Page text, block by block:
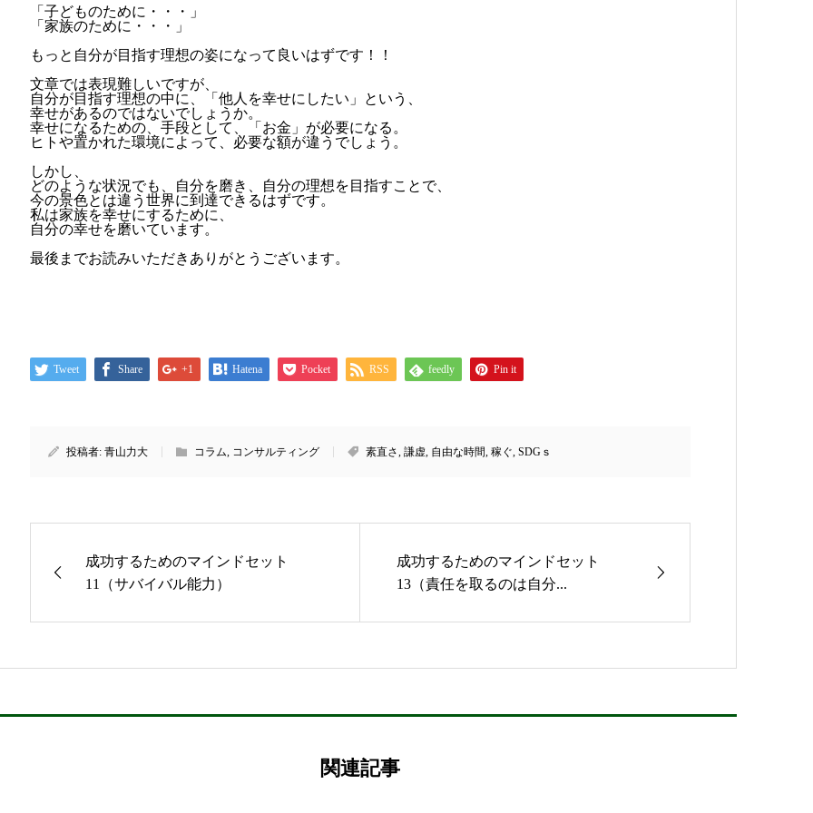
「子どものために・・・」
「家族のために・・・」
もっと自分が目指す理想の姿になって良いはずです！！
文章では表現難しいですが、
自分が目指す理想の中に、「他人を幸せにしたい」という、
幸せがあるのではないでしょうか。
幸せになるための、手段として、「お金」が必要になる。
ヒトや置かれた環境によって、必要な額が違うでしょう。
しかし、
どのような状況でも、自分を磨き、自分の理想を目指すことで、
今の景色とは違う世界に到達できるはずです。
私は家族を幸せにするために、
自分の幸せを磨いています。
最後までお読みいただきありがとうございます。
Tweet Share +1 Hatena Pocket RSS feedly Pin it
投稿者: 青山力大 コラム, コンサルティング 素直さ, 謙虚, 自由な時間, 稼ぐ, SDGｓ
成功するためのマインドセット
11（サバイバル能力）
成功するためのマインドセット
13（責任を取るのは自分...
関連記事